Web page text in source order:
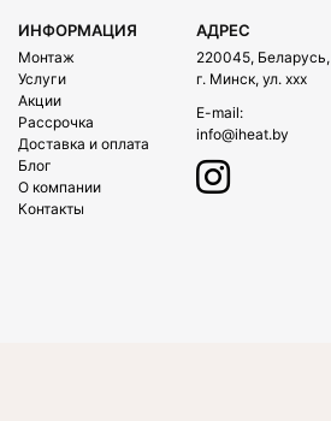
ИНФОРМАЦИЯ
Монтаж
Услуги
Акции
Рассрочка
Доставка и оплата
Блог
О компании
Контакты
АДРЕС
220045, Беларусь,
г. Минск, ул. xxx
E-mail:
info@iheat.by